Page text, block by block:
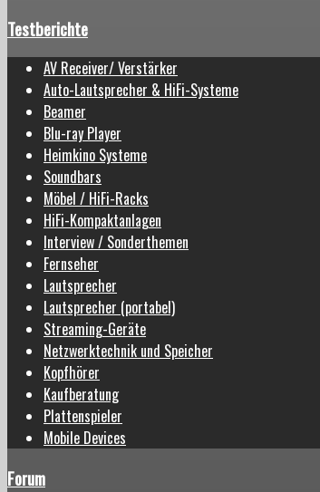
Testberichte
AV Receiver/ Verstärker
Auto-Lautsprecher & HiFi-Systeme
Beamer
Blu-ray Player
Heimkino Systeme
Soundbars
Möbel / HiFi-Racks
HiFi-Kompaktanlagen
Interview / Sonderthemen
Fernseher
Lautsprecher
Lautsprecher (portabel)
Streaming-Geräte
Netzwerktechnik und Speicher
Kopfhörer
Kaufberatung
Plattenspieler
Mobile Devices
Forum